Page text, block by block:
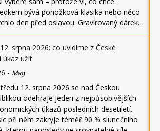
bývá ponožková klasika nebo něco
den před oslavou. Gravírovaný dárek…
srpna 2026: co uvidíme z České
úkaz užít
- Mag
12. srpna 2026 se nad Českou
odehraje jeden z nejpůsobivějších
úkazů posledních desetiletí.
při něm zakryje téměř 90 % slunečního